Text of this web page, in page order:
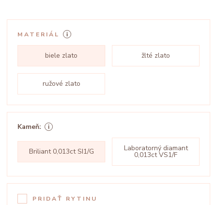
MATERIÁL
biele zlato žlté zlato
ružové zlato
Kameň:
Briliant 0,013ct SI1/G Laboratorný diamant
0,013ct VS1/F
PRIDAŤ RYTINU